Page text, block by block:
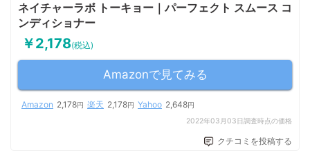
ネイチャーラボ トーキョー｜パーフェクト スムース コ
ンディショナー
￥2,178(税込)
Amazonで見てみる
Amazon 2,178円 楽天 2,178円 Yahoo 2,648円
2022年03月03日調査時点の価格
クチコミを投稿する